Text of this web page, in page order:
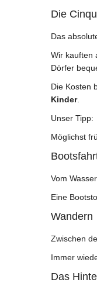
Die
Das
Wir kauften
Dörfer
Die Kosten
Kinder.
Unser Tipp:
Möglichst
Vom
Eine
Wandern
Zwischen
Immer
Das